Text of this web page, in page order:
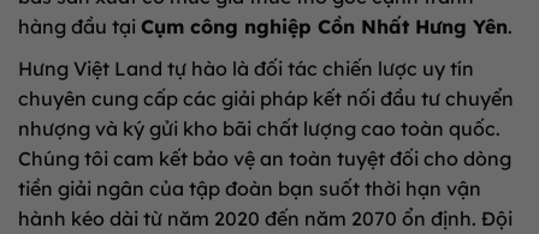
hàng đầu tại Cụm công nghiệp Cồn Nhất Hưng Yên.
Hưng Việt Land tự hào là đối tác chiến lược uy tín
chuyên cung cấp các giải pháp kết nối đầu tư chuyển
nhượng và ký gửi kho bãi chất lượng cao toàn quốc.
Chúng tôi cam kết bảo vệ an toàn tuyệt đối cho dòng
tiền giải ngân của tập đoàn bạn suốt thời hạn vận
hành kéo dài từ năm 2020 đến năm 2070 ổn định. Đội